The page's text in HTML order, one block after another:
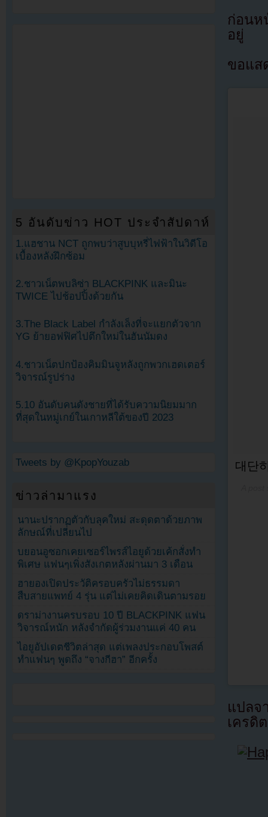
ก่อนห
อยู่
ขอแส
대단
แปล
เครดิ
5 อันดับข่าว HOT ประจำสัปดาห์
1.แฮชาน NCT ถูกพบว่าสูบบุหรี่ไฟฟ้าในวิดีโอ
เบื้องหลังฝึกซ้อม
2.ชาวเน็ตพบลิซ่า BLACKPINK และมินะ
TWICE ไปช้อปปิ้งด้วยกัน
3.The Black Label กำลังเล็งที่จะแยกตัวจาก
YG ย้ายอฟฟิศไปตึกใหม่ในฮันนัมดง
4.ชาวเน็ตปกป้องคิมมินจูหลังถูกพวกเฮดเตอร์
วิจารณ์รูปร่าง
5.10 อันดับคนดังชายที่ได้รับความนิยมมาก
ที่สุดในหมู่เกย์ในเกาหลีใต้ของปี 2023
Tweets by @KpopYouzab
ข่าวล่ามาแรง
นานะปรากฏตัวกับลุคใหม่ สะดุดตาด้วยภาพ
ลักษณ์ที่เปลี่ยนไป
บยอนอูซอกเคยเซอร์ไพรส์ไอยูด้วยเค้กสั่งทำ
พิเศษ แฟนๆเพิ่งสังเกตหลังผ่านมา 3 เดือน
ฮายองเปิดประวัติครอบครัวไม่ธรรมดา
สืบสายแพทย์ 4 รุ่น แต่ไม่เคยคิดเดินตามรอย
ดราม่างานครบรอบ 10 ปี BLACKPINK แฟน
วิจารณ์หนัก หลังจำกัดผู้ร่วมงานแค่ 40 คน
ไอยูอัปเดตชีวิตล่าสุด แต่เพลงประกอบโพสต์
ทำแฟนๆ พูดถึง “จางกีฮา” อีกครั้ง